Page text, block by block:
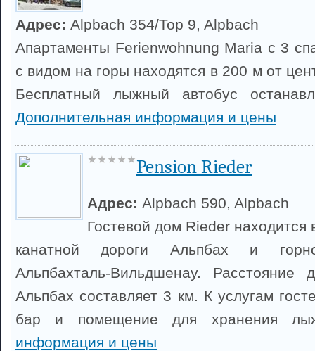
Адрес: Alpbach 354/Top 9, Alpbach
Апартаменты Ferienwohnung Maria с 3
с видом на горы находятся в 200 м от
Бесплатный лыжный автобус
Дополнительная информация и цены
Pension Rieder
Адрес: Alpbach 590, Alpbach
Гостевой дом Rieder находится
канатной дороги Альпбах и
Альпбахталь-Вильдшенау. Расстояние
Альпбах составляет 3 км. К услугам
бар и помещение для хранения
информация и цены